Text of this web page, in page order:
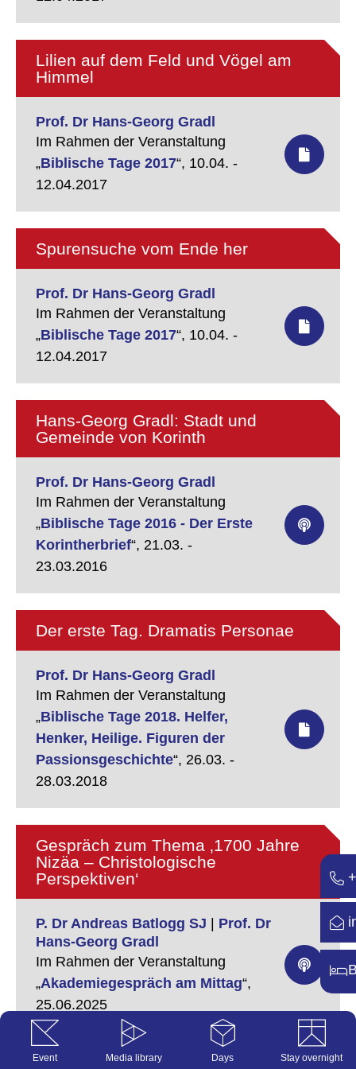
Lilien auf dem Feld und Vögel am
Himmel
Prof. Dr Hans-Georg Gradl
Im Rahmen der Veranstaltung
„Biblische Tage 2017“, 10.04. -
12.04.2017
Spurensuche vom Ende her
Prof. Dr Hans-Georg Gradl
Im Rahmen der Veranstaltung
„Biblische Tage 2017“, 10.04. -
12.04.2017
Hans-Georg Gradl: Stadt und
Gemeinde von Korinth
Prof. Dr Hans-Georg Gradl
Im Rahmen der Veranstaltung
„Biblische Tage 2016 - Der Erste
Korintherbrief“, 21.03. -
23.03.2016
Der erste Tag. Dramatis Personae
Prof. Dr Hans-Georg Gradl
Im Rahmen der Veranstaltung
„Biblische Tage 2018. Helfer,
Henker, Heilige. Figuren der
Passionsgeschichte“, 26.03. -
28.03.2018
Gespräch zum Thema ‚1700 Jahre
Nizäa – Christologische
Perspektiven‘
P. Dr Andreas Batlogg SJ | Prof. Dr
Hans-Georg Gradl
Im Rahmen der Veranstaltung
„Akademiegespräch am Mittag“,
25.06.2025
Event Media library Days Stay overnight